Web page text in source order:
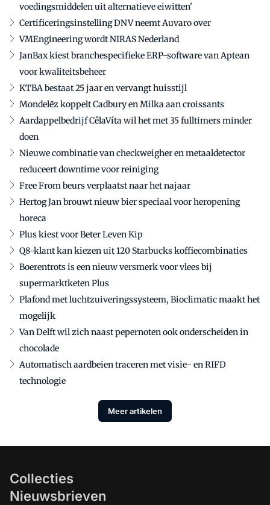
voedingsmiddelen uit alternatieve eiwitten'
Certificeringsinstelling DNV neemt Auvaro over
VMEngineering wordt NIRAS Nederland
JanBax kiest branchespecifieke ERP-software van Aptean
voor kwaliteitsbeheer
KTBA bestaat 25 jaar en vervangt huisstijl
Mondelēz koppelt Cadbury en Milka aan croissants
Aardappelbedrijf CêlaVíta wil het met 35 fulltimers minder
doen
Nieuwe combinatie van checkweigher en metaaldetector
reduceert downtime voor reiniging
Free From beurs verplaatst naar het najaar
Hertog Jan brouwt nieuw bier speciaal voor heropening
horeca
Plus kiest voor Beter Leven Kip
Q8-klant kan kiezen uit 120 Starbucks koffiecombinaties
Boerentrots is een nieuw versmerk voor vlees bij
supermarktketen Plus
Plafond met luchtzuiveringssysteem, Bioclimatic maakt het
mogelijk
Van Delft wil zich naast pepernoten ook onderscheiden in
chocolade
Automatisch aardbeien traceren met visie- en RIFD
technologie
Meer artikelen
Collecties
Nieuwsbrieven